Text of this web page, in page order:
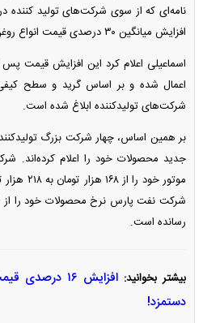
نامه‌ای که از سوی شرکت‌های تولید کننده
افزایش میانگین ۳۰ درصدی قیمت انواع روغن موتور بنزینی و دیزلی خبر داد.
اسماعیلی اعلام کرد این افزایش قیمت پس
اعمال شده و بر اساس گرید و سطح
شرکت‌های تولیدکننده ابلاغ شده است.
بر همین اساس، چهار شرکت بزرگ
جدید محصولات خود را اعلام کرده‌اند.
موتور
رسانده است.
بیشتر بخوانید:
افزایش ۱۶
دستمزد!